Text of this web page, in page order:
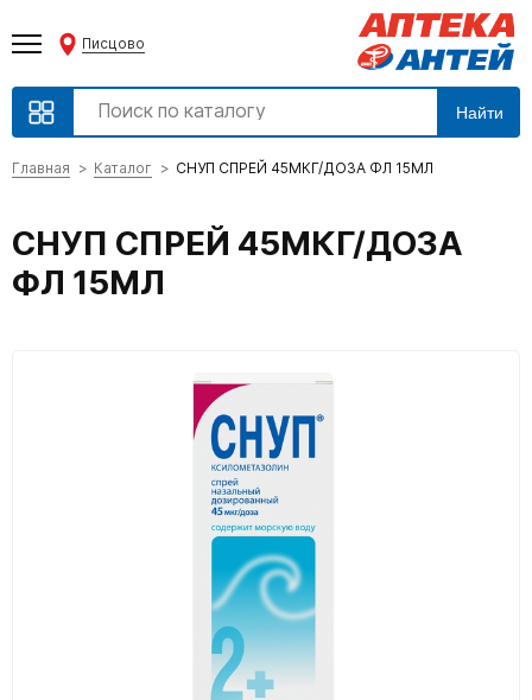
Писцово
Найти
Главная Каталог СНУП СПРЕЙ 45МКГ/ДОЗА ФЛ 15МЛ
СНУП СПРЕЙ 45МКГ/ДОЗА
ФЛ 15МЛ